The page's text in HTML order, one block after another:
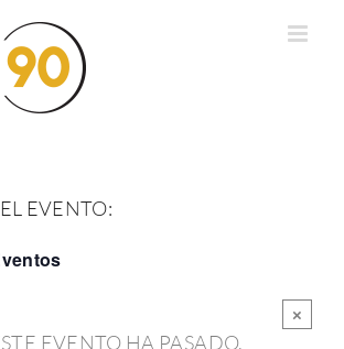
EVENTO:
×
EVENTO HA PASADO.